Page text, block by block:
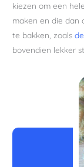
kiezen om een
maken en die dan
te bakken, zoals
bovendien lekker